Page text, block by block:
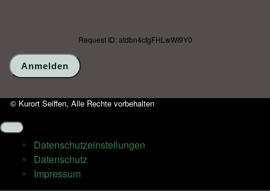
Request ID: atdbn4cfgFHLwWI9Y0
© Kurort Seiffen, Alle Rechte vorbehalten
Datenschutz­einstellungen
Datenschutz
Impressum